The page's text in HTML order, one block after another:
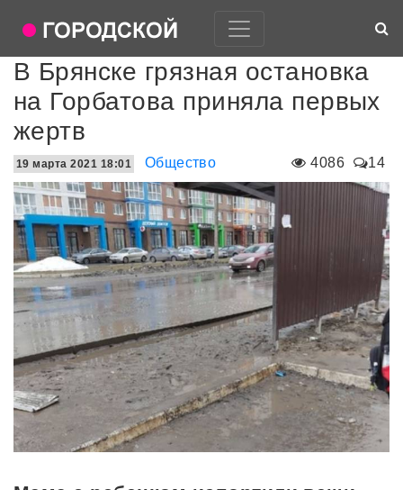
В Брянске грязная остановка
на Горбатова приняла первых
жертв
4086 14
19 марта 2021 18:01 Общество